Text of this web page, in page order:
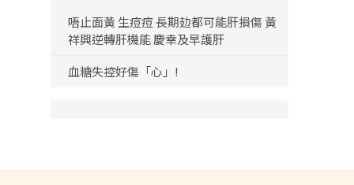
唔止面黃 生痘痘 長期攰都可能肝損傷 黃
祥興逆轉肝機能 慶幸及早護肝
血糖失控好傷「心」!